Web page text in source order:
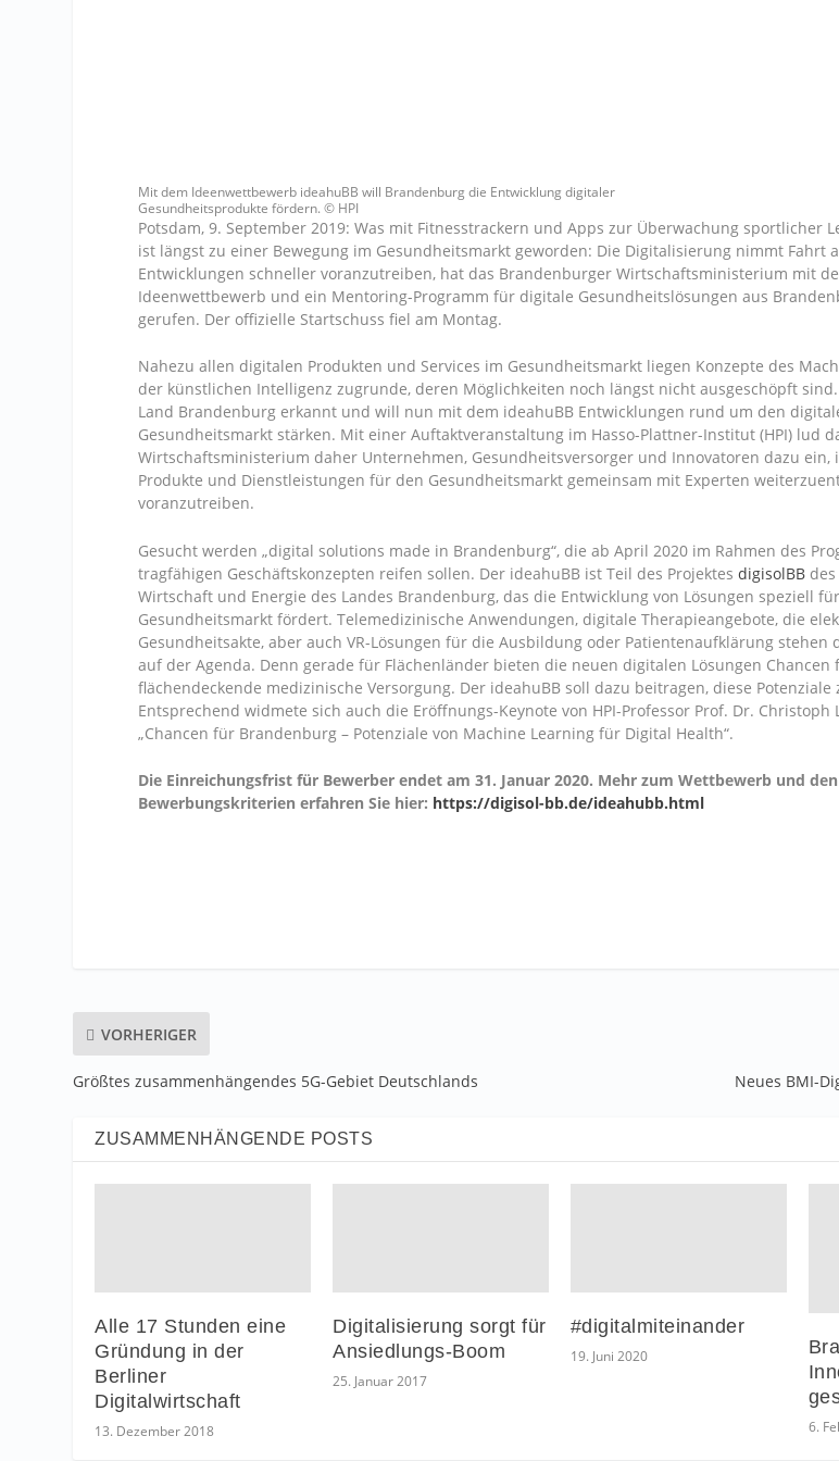
Mit dem Ideenwettbewerb ideahuBB will Brandenburg die Entwicklung digitaler
Gesundheitsprodukte fördern. © HPI
Potsdam, 9. September 2019: Was mit Fitnesstrackern und Apps zur Überwachung sportlicher
ist längst zu einer Bewegung im Gesundheitsmarkt geworden: Die Digitalisierung nimmt Fahrt
Entwicklungen schneller voranzutreiben, hat das Brandenburger Wirtschaftsministerium mit
Ideenwettbewerb und ein Mentoring-Programm für digitale Gesundheitslösungen aus
gerufen. Der offizielle Startschuss fiel am Montag.
Nahezu allen digitalen Produkten und Services im Gesundheitsmarkt liegen Konzepte des
der künstlichen Intelligenz zugrunde, deren Möglichkeiten noch längst nicht ausgeschöpft
Land Brandenburg erkannt und will nun mit dem ideahuBB Entwicklungen rund um den
Gesundheitsmarkt stärken. Mit einer Auftaktveranstaltung im Hasso-Plattner-Institut (HPI) lud
Wirtschaftsministerium daher Unternehmen, Gesundheitsversorger und Innovatoren dazu ein,
Produkte und Dienstleistungen für den Gesundheitsmarkt gemeinsam mit Experten
voranzutreiben.
Gesucht werden „digital solutions made in Brandenburg“, die ab April 2020 im Rahmen des
tragfähigen Geschäftskonzepten reifen sollen. Der ideahuBB ist Teil des ProjektesdigisolBB
Wirtschaft und Energie des Landes Brandenburg, das die Entwicklung von Lösungen speziell
Gesundheitsmarkt fördert. Telemedizinische Anwendungen, digitale Therapieangebote, die
Gesundheitsakte, aber auch VR-Lösungen für die Ausbildung oder Patientenaufklärung stehen
auf der Agenda. Denn gerade für Flächenländer bieten die neuen digitalen Lösungen Chancen
flächendeckende medizinische Versorgung. Der ideahuBB soll dazu beitragen, diese Potenziale
Entsprechend widmete sich auch die Eröffnungs-Keynote von HPI-Professor Prof. Dr. Christoph
„Chancen für Brandenburg – Potenziale von Machine Learning für Digital Health“.
Die Einreichungsfrist für Bewerber endet am 31. Januar 2020. Mehr zum Wettbewerb und den
Bewerbungskriterien erfahren Sie hier: https://digisol-bb.de/ideahubb.html
VORHERIGER
Größtes zusammenhängendes 5G-Gebiet Deutschlands Neues BMI-
ZUSAMMENHÄNGENDE POSTS
Alle 17 Stunden eine
Gründung in der
Berliner
Digitalwirtschaft
13. Dezember 2018
Digitalisierung sorgt für
Ansiedlungs-Boom
25. Januar 2017
#digitalmiteinander
19. Juni 2020
6.